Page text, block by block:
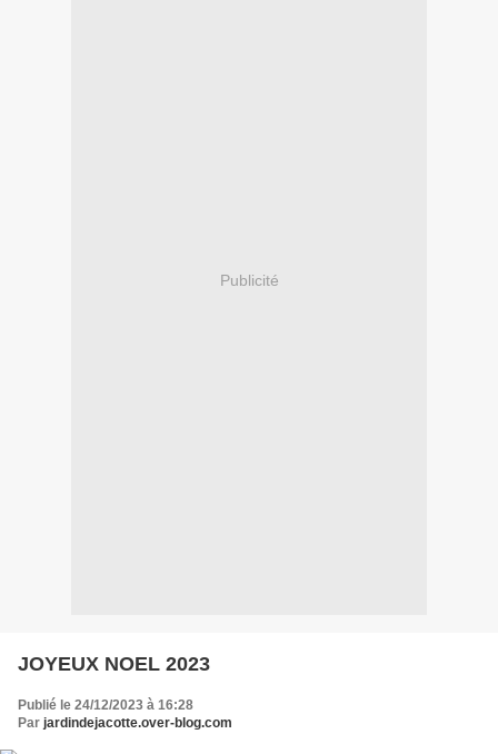
Publicité
JOYEUX NOEL 2023
Publié le 24/12/2023 à 16:28
Par jardindejacotte.over-blog.com